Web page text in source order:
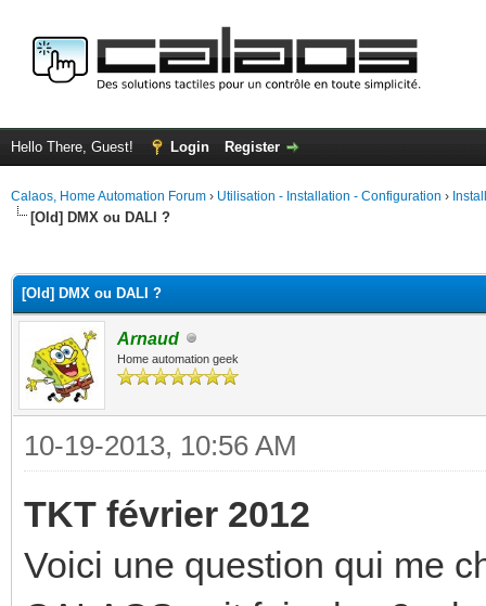
Hello There, Guest! Login Register
Calaos, Home Automation Forum › Utilisation - Installation - Configuration ›
[Old] DMX ou DALI ?
[Old] DMX ou DALI ?
Arnaud
Home automation geek
10-19-2013, 10:56 AM
TKT février 2012
Voici une question qui me